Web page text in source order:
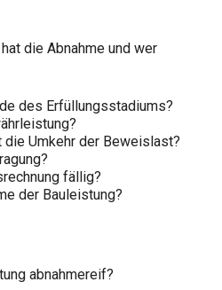
die Abnahme und wer
des Erfüllungsstadiums?
die Umkehr der Beweislast?
fällig?
der Bauleistung?
abnahmereif?